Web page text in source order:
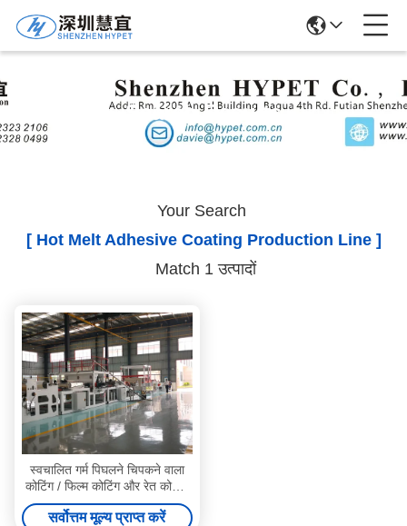
Search Results
Your Search
[ Hot Melt Adhesive Coating Production Line ]
Match 1 उत्पादों
स्वचालित गर्म पिघलने चिपकने वाला
कोटिंग / फिल्म कोटिंग और रेत कोटिंग
उत्पादन लाइन अनुकूलन योग्य
सर्वोत्तम मूल्य प्राप्त करें